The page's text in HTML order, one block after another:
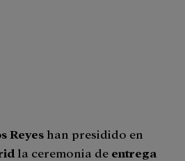
Reyes han presidido en
la ceremonia de entrega